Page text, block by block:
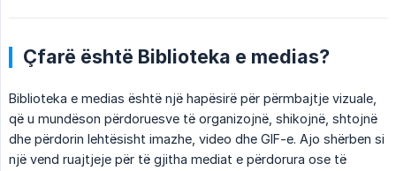
Çfarë është Biblioteka e medias?
Biblioteka e medias është një hapësirë për përmbajtje vizuale,
që u mundëson përdoruesve të organizojnë, shikojnë, shtojnë
dhe përdorin lehtësisht imazhe, video dhe GIF-e. Ajo shërben si
një vend ruajtjeje për të gjitha mediat e përdorura ose të